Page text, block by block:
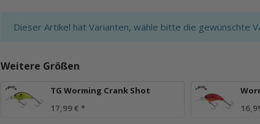
x
Dieser Artikel hat Varianten, wähle bitte die gewünschte
Weitere Größen
TG Worming Crank Shot
17,99 € *